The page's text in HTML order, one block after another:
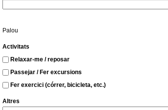
Palou
Activitats
Relaxar-me / reposar
Passejar / Fer excursions
Fer exercici (córrer, bicicleta, etc.)
Altres